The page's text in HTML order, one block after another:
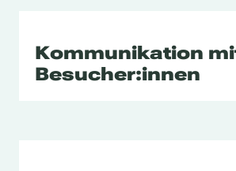
Kommunikation
Besucher:innen